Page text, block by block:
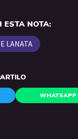
ESTA NOTA:
LANATA
WHATSAPP